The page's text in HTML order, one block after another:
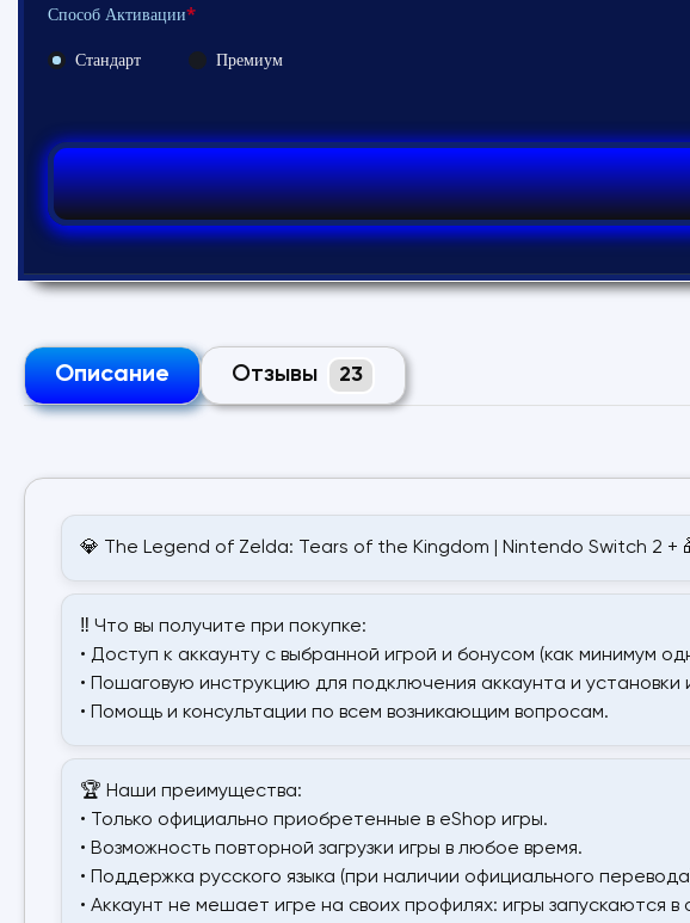
Способ Активации*
Стандарт Премиум
Описание Отзывы 23
💎 The Legend of Zelda: Tears of the Kingdom | Nintendo Switch 2 +
‼️ Что вы получите при покупке:
• Доступ к аккаунту с выбранной игрой и бонусом (как минимум
• Пошаговую инструкцию для подключения аккаунта и установки
• Помощь и консультации по всем возникающим вопросам.
🏆 Наши преимущества:
• Только официально приобретенные в eShop игры.
• Возможность повторной загрузки игры в любое время.
• Поддержка русского языка (при наличии официального
• Аккаунт не мешает игре на своих профилях: игры запускаются